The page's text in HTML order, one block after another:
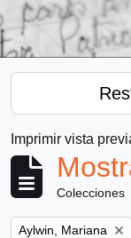
Imprimir vista
Colecciones
Remove filter:
Aylwin, Mariana